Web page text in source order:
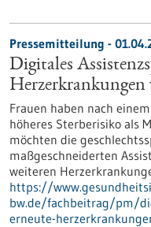
Pressemitteilung -
Digitales
Herzerkrankungen
Frauen haben nach
höheres Sterberisiko als
möchten die
maßgeschneiderten
weiteren
https://
bw.de/fachbeitrag/pm/
erneute-